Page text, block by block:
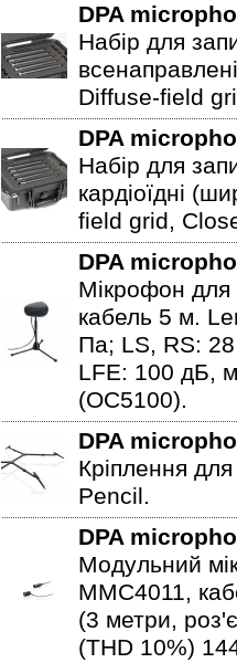
DPA
Набір для
Diffuse-field
DPA
Набір для
кардіоїдні
field grid,
DPA
Мікрофон для
кабель 5 м.
Па; LS, RS:
LFE: 100 дБ,
(OC5100).
DPA
Кріплення
Pencil.
DPA
Модульний
MMC4011,
(3 метри,
(THD 10%)